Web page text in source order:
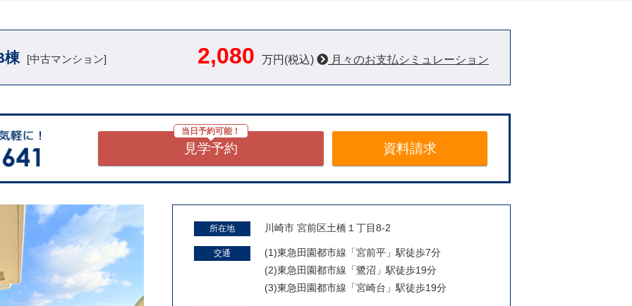
棟 [中古マンション] 2,080 万円(税込) 月々のお支払シミュレーション
当日予約可能！
見学予約 資料請求
所在地 川崎市 宮前区土橋１丁目8-2
交通
(1)東急田園都市線「宮前平」駅徒歩7分
(2)東急田園都市線「鷺沼」駅徒歩19分
(3)東急田園都市線「宮崎台」駅徒歩19分